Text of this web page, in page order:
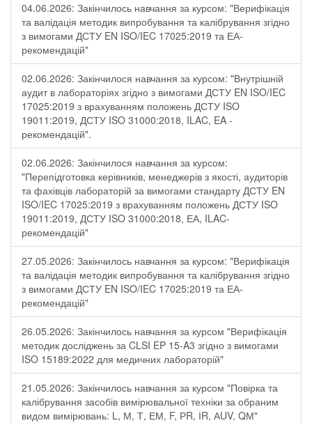
04.06.2026: Закінчилось навчання за курсом: "Верифікація
та валідація методик випробування та калібрування згідно
з вимогами ДСТУ EN ISO/IEC 17025:2019 та ЕА-
рекомендацій"
02.06.2026: Закінчилося навчання за курсом: "Внутрішній
аудит в лабораторіях згідно з вимогами ДСТУ EN ISO/IEC
17025:2019 з врахуванням положень ДСТУ ISO
19011:2019, ДСТУ ISO 31000:2018, ILAC, EA -
рекомендацій".
02.06.2026: Закінчилося навчання за курсом:
"Перепідготовка керівників, менеджерів з якості, аудиторів
та фахівців лабораторій за вимогами стандарту ДСТУ EN
ISO/IEC 17025:2019 з врахуванням положень ДСТУ ISO
19011:2019, ДСТУ ISO 31000:2018, ЕА, ILAC-
рекомендацій"
27.05.2026: Закінчилось навчання за курсом: "Верифікація
та валідація методик випробування та калібрування згідно
з вимогами ДСТУ EN ISO/IEC 17025:2019 та ЕА-
рекомендацій"
26.05.2026: Закінчилось навчання за курсом "Верифікація
методик досліджень за CLSI EP 15-A3 згідно з вимогами
ISO 15189:2022 для медичних лабораторій"
21.05.2026: Закінчилось навчання за курсом "Повірка та
калібрування засобів вимірювальної техніки за обраним
видом вимірювань: L, М, Т, ЕМ, F, РR, ІR, АUV, QМ"